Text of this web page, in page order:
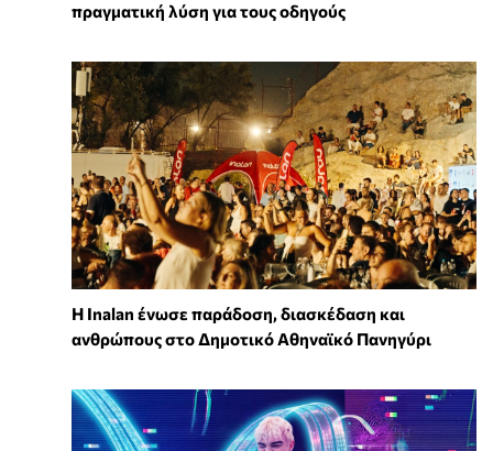
πραγματική λύση για τους οδηγούς
Η Inalan ένωσε παράδοση, διασκέδαση και
ανθρώπους στο Δημοτικό Αθηναϊκό Πανηγύρι